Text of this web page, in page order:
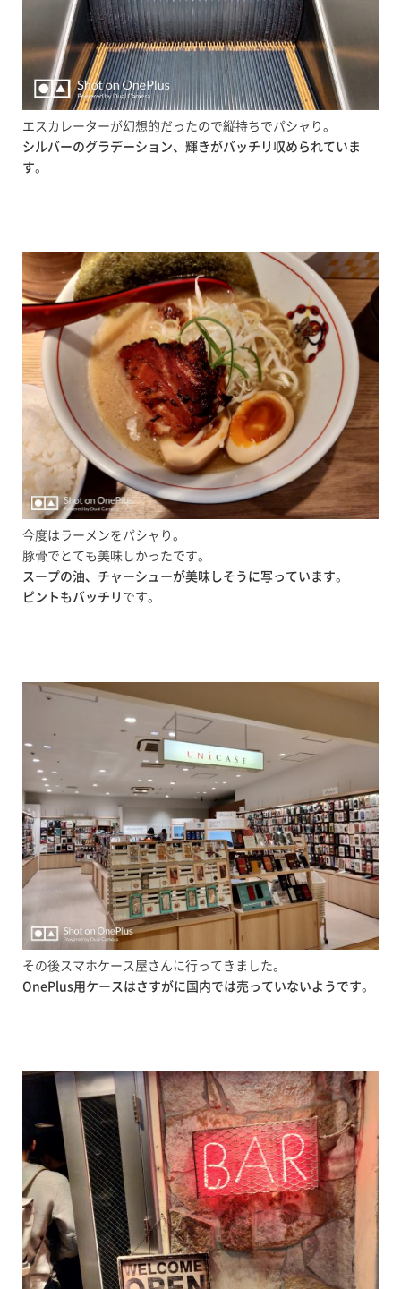
エスカレーターが幻想的だったので縦持ちでパシャり。
シルバーのグラデーション、輝きがバッチリ収められていま
す。
今度はラーメンをパシャり。
豚骨でとても美味しかったです。
スープの油、チャーシューが美味しそうに写っています。
ピントもバッチリ です。
その後スマホケース屋さんに行ってきました。
OnePlus用ケースはさすがに国内では売っていないようです。